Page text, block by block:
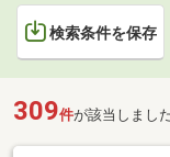
検索条件を保存
309件が該当しました